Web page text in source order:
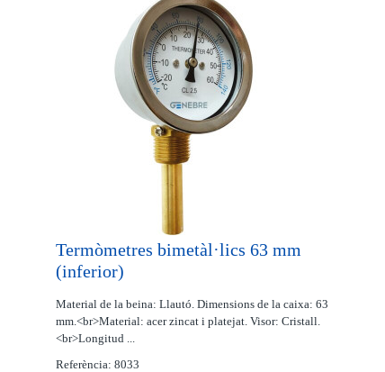
Termòmetres bimetàl·lics 63 mm
(inferior)
Material de la beina: Llautó. Dimensions de la caixa: 63
mm.<br>Material: acer zincat i platejat. Visor: Cristall.
<br>Longitud ...
Referència: 8033